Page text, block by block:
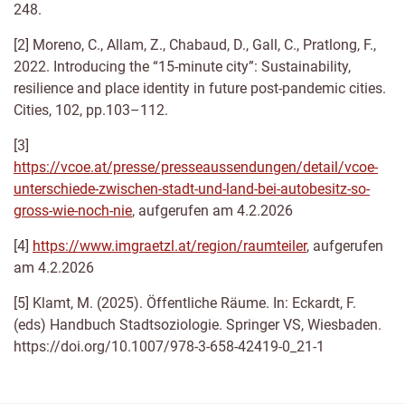
248.
[2] Moreno, C., Allam, Z., Chabaud, D., Gall, C., Pratlong, F.,
2022. Introducing the “15-minute city”: Sustainability,
resilience and place identity in future post-pandemic cities.
Cities, 102, pp.103–112.
[3]
https://vcoe.at/presse/presseaussendungen/detail/vcoe-
unterschiede-zwischen-stadt-und-land-bei-autobesitz-so-
gross-wie-noch-nie, aufgerufen am 4.2.2026
[4] https://www.imgraetzl.at/region/raumteiler, aufgerufen
am 4.2.2026
[5] Klamt, M. (2025). Öffentliche Räume. In: Eckardt, F.
(eds) Handbuch Stadtsoziologie. Springer VS, Wiesbaden.
https://doi.org/10.1007/978-3-658-42419-0_21-1